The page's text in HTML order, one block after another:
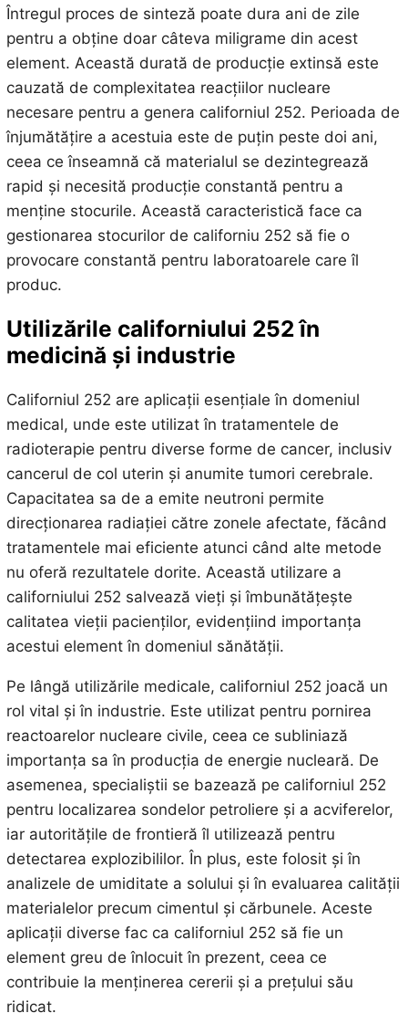
Întregul proces de sinteză poate dura ani de zile
pentru a obține doar câteva miligrame din acest
element. Această durată de producție extinsă este
cauzată de complexitatea reacțiilor nucleare
necesare pentru a genera californiul 252. Perioada de
înjumătățire a acestuia este de puțin peste doi ani,
ceea ce înseamnă că materialul se dezintegrează
rapid și necesită producție constantă pentru a
menține stocurile. Această caracteristică face ca
gestionarea stocurilor de californiu 252 să fie o
provocare constantă pentru laboratoarele care îl
produc.
Utilizările californiului 252 în
medicină și industrie
Californiul 252 are aplicații esențiale în domeniul
medical, unde este utilizat în tratamentele de
radioterapie pentru diverse forme de cancer, inclusiv
cancerul de col uterin și anumite tumori cerebrale.
Capacitatea sa de a emite neutroni permite
direcționarea radiației către zonele afectate, făcând
tratamentele mai eficiente atunci când alte metode
nu oferă rezultatele dorite. Această utilizare a
californiului 252 salvează vieți și îmbunătățește
calitatea vieții pacienților, evidențiind importanța
acestui element în domeniul sănătății.
Pe lângă utilizările medicale, californiul 252 joacă un
rol vital și în industrie. Este utilizat pentru pornirea
reactoarelor nucleare civile, ceea ce subliniază
importanța sa în producția de energie nucleară. De
asemenea, specialiștii se bazează pe californiul 252
pentru localizarea sondelor petroliere și a acviferelor,
iar autoritățile de frontieră îl utilizează pentru
detectarea explozibililor. În plus, este folosit și în
analizele de umiditate a solului și în evaluarea calității
materialelor precum cimentul și cărbunele. Aceste
aplicații diverse fac ca californiul 252 să fie un
element greu de înlocuit în prezent, ceea ce
contribuie la menținerea cererii și a prețului său
ridicat.